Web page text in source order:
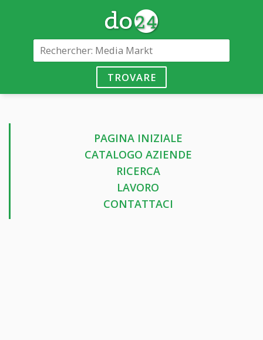
TROVARE
PAGINA INIZIALE
CATALOGO AZIENDE
RICERCA
LAVORO
CONTATTACI